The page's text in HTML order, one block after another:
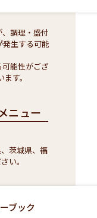
調理・盛付
生する可能
能性がござ
す。
ニュー
茨城県、福
い。
ブック